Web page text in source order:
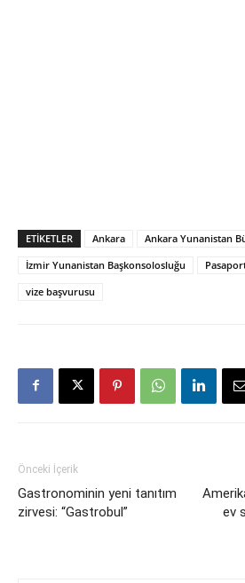
ETIKETLER Ankara Ankara Yunanistan
İzmir Yunanistan Başkonsolosluğu
vize başvurusu
Önceki İçerik
Gastronominin yeni tanıtım
zirvesi: “Gastrobul”
ev